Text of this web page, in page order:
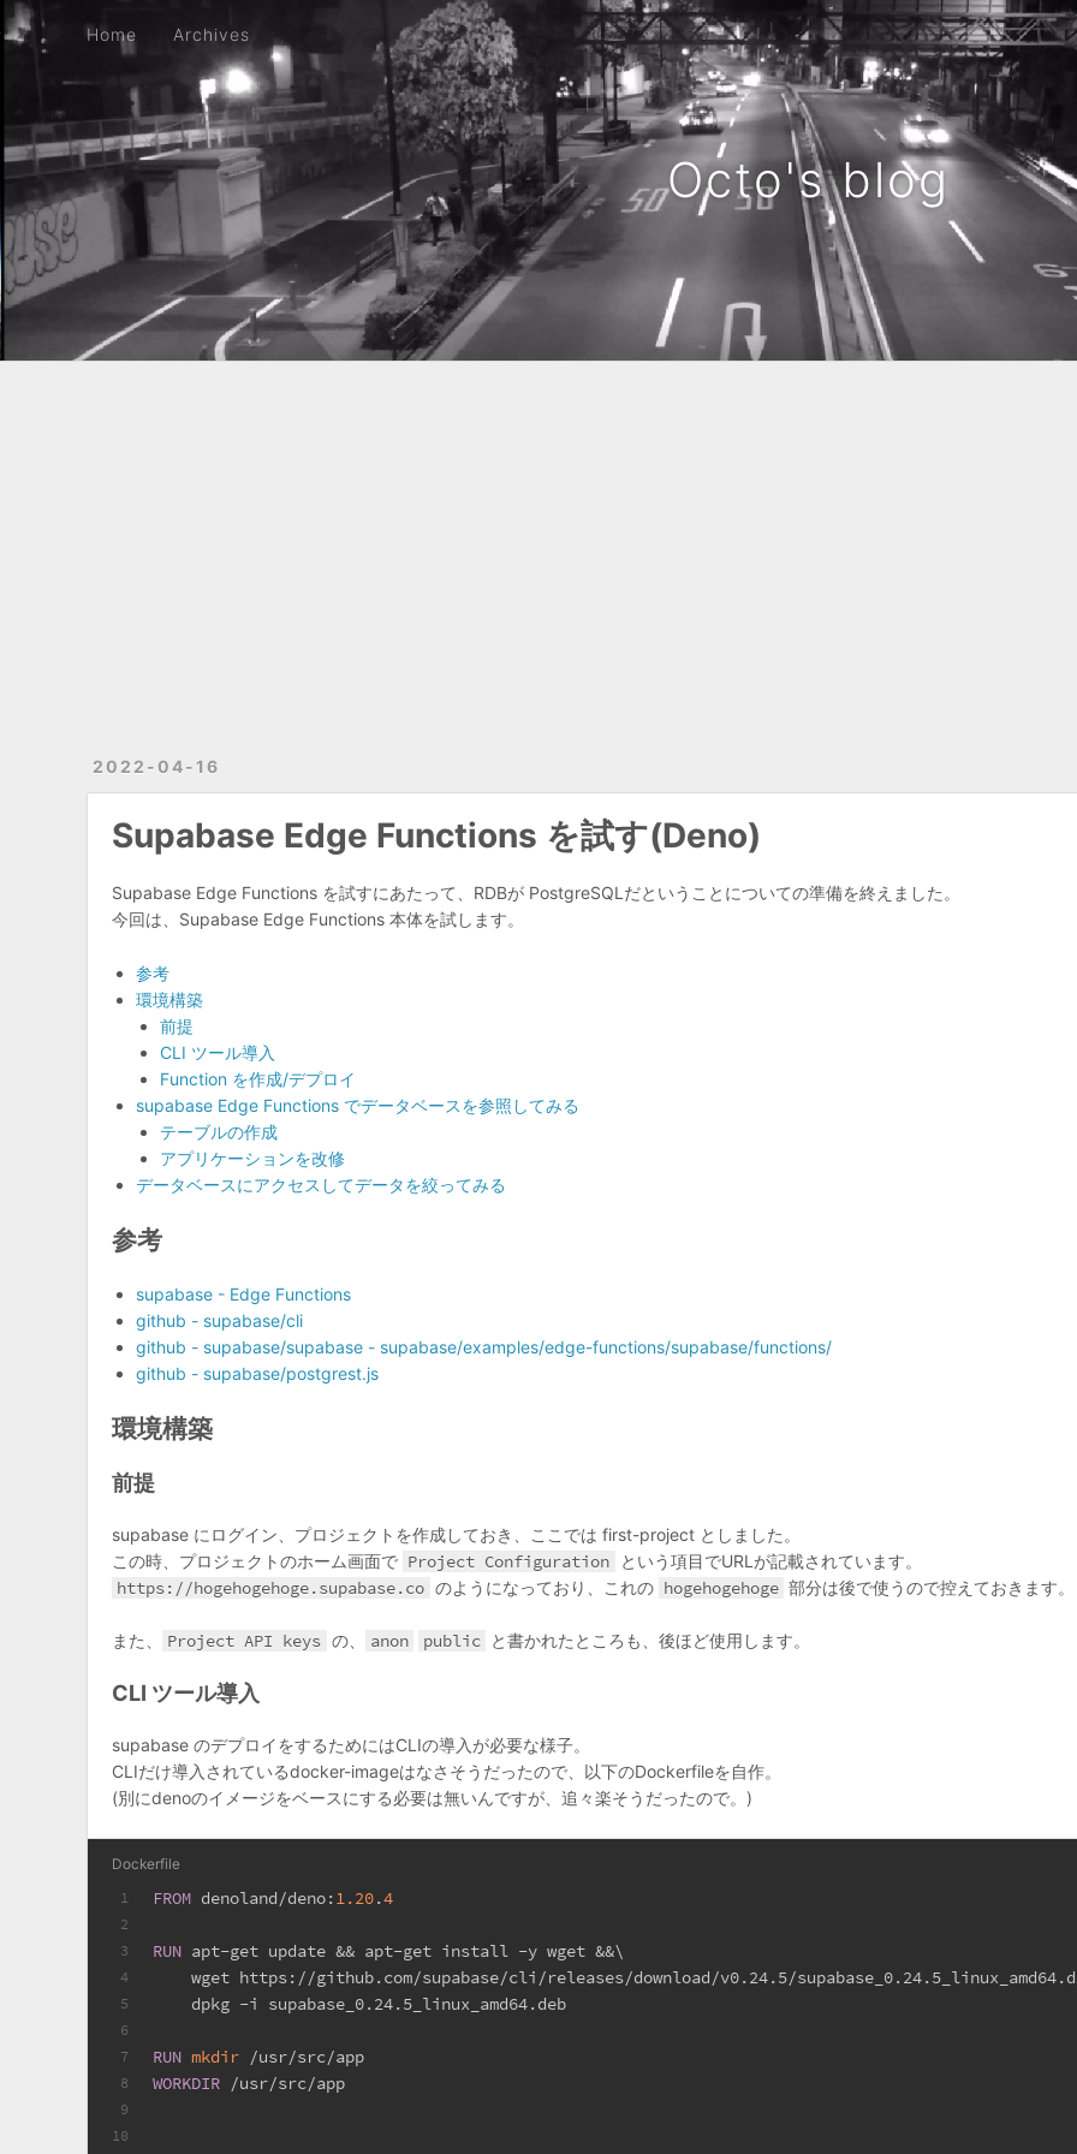
Octo's blog
Home Archives
2022-04-16
Supabase Edge Functions を試す(Deno)
Supabase Edge Functions を試すにあたって、RDBが PostgreSQLだということについての準備を終えました。
今回は、Supabase Edge Functions 本体を試します。
参考
環境構築
前提
CLI ツール導入
Function を作成/デプロイ
supabase Edge Functions でデータベースを参照してみる
テーブルの作成
アプリケーションを改修
データベースにアクセスしてデータを絞ってみる
参考
supabase - Edge Functions
github - supabase/cli
github - supabase/supabase - supabase/examples/edge-functions/supabase/functions/
github - supabase/postgrest.js
環境構築
前提
supabase にログイン、プロジェクトを作成しておき、ここでは first-project としました。
この時、プロジェクトのホーム画面で Project Configuration という項目でURLが記載されています。
https://hogehogehoge.supabase.co のようになっており、これの hogehogehoge 部分は後で使うので控えておきます。
また、 Project API keys の、 anon public と書かれたところも、後ほど使用します。
CLI ツール導入
supabase のデプロイをするためにはCLIの導入が必要な様子。
CLIだけ導入されているdocker-imageはなさそうだったので、以下のDockerfileを自作。
(別にdenoのイメージをベースにする必要は無いんですが、追々楽そうだったので。)
Dockerfile
1
2
3
4
5
6
7
8
9
10
FROM denoland/deno:1.20.4
RUN apt-get update && apt-get install -y wget &&\
wget https://github.com/supabase/cli/releases/download/v0.24.5/
    dpkg -i supabase_0.24.5_linux_amd64.deb
RUN mkdir /usr/src/app
WORKDIR /usr/src/app
Home